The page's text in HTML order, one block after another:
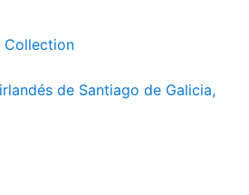
Collection
de Santiago de Galicia,